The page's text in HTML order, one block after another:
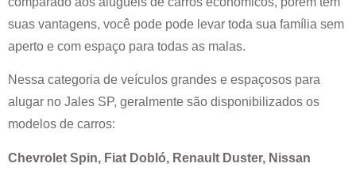
suas vantagens, você pode pode levar toda sua família sem
aperto e com espaço para todas as malas.
Nessa categoria de veículos grandes e espaçosos para
alugar no Jales SP, geralmente são disponibilizados os
modelos de carros:
Chevrolet Spin, Fiat Dobló, Renault Duster, Nissan